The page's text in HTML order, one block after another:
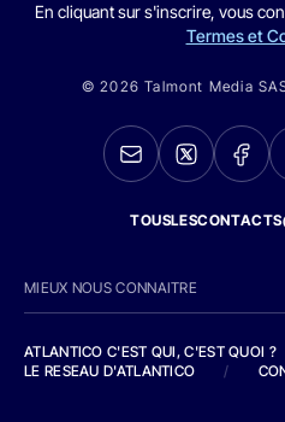
En cliquant sur s'inscrire, vous
Termes et
© 2026 Talmont Media
MIEUX NOUS CONNAITRE
ATLANTICO C'EST QUI, C'EST QUOI ?
LE RESEAU D'ATLANTICO
/